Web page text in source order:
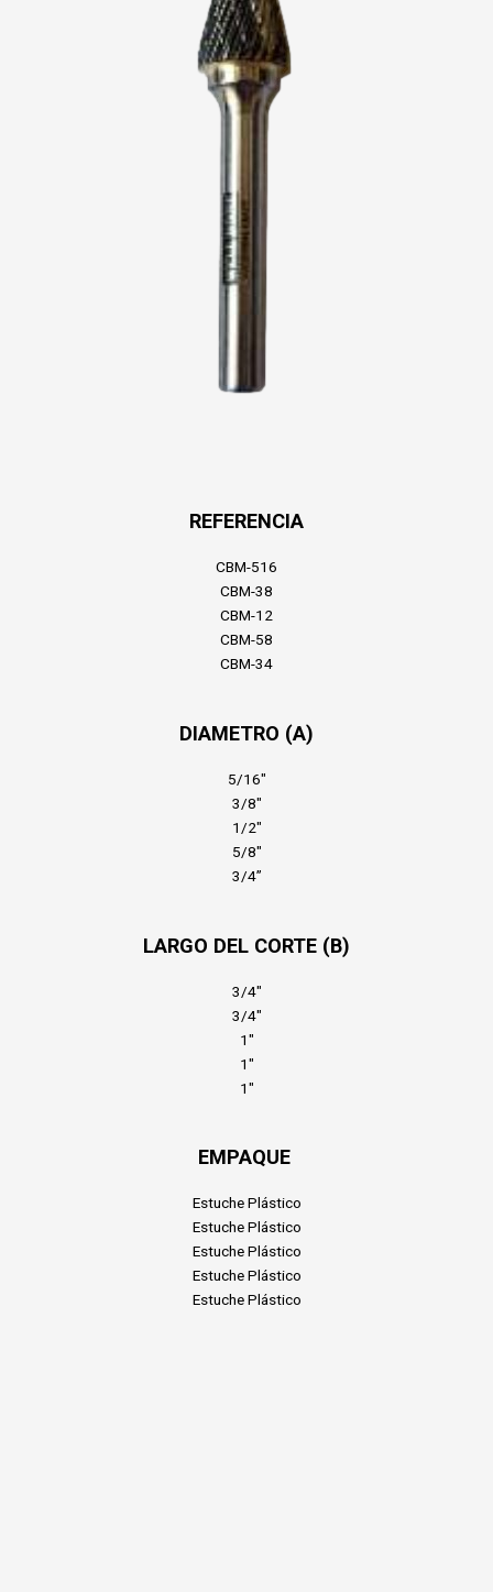
REFERENCIA
CBM-516
CBM-38
CBM-12
CBM-58
CBM-34
DIAMETRO (A)
5/16″
3/8″
1/2″
5/8″
3/4”
LARGO DEL CORTE (B)
3/4″
3/4″
1″
1″
1″
EMPAQUE
Estuche Plástico
Estuche Plástico
Estuche Plástico
Estuche Plástico
Estuche Plástico